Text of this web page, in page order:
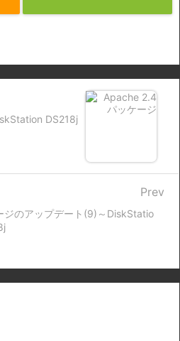
DS218j
ジのアップデート(9)～DiskStatio
Prev